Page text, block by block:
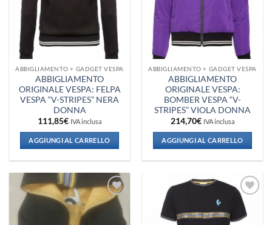
ABBIGLIAMENTO + GADGET VESPA
ABBIGLIAMENTO
ORIGINALE VESPA: FELPA
VESPA “V-STRIPES” NERA
DONNA
111,85€ IVA inclusa
AGGIUNGI AL CARRELLO
ABBIGLIAMENTO + GADGET VESPA
ABBIGLIAMENTO
ORIGINALE VESPA:
BOMBER VESPA “V-
STRIPES” VIOLA DONNA
214,70€ IVA inclusa
AGGIUNGI AL CARRELLO
Aggiungi
alla lista
Aggiungi
alla lista
dei